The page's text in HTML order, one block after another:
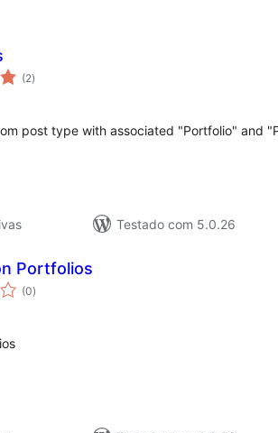
(2total
de
)
post type with associated "Portfolio" and
Testado com 5.0.26
Portfolios
(0total
de
)